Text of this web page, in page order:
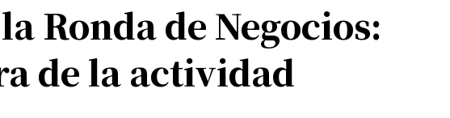
Ronda de Negocios:
de la actividad